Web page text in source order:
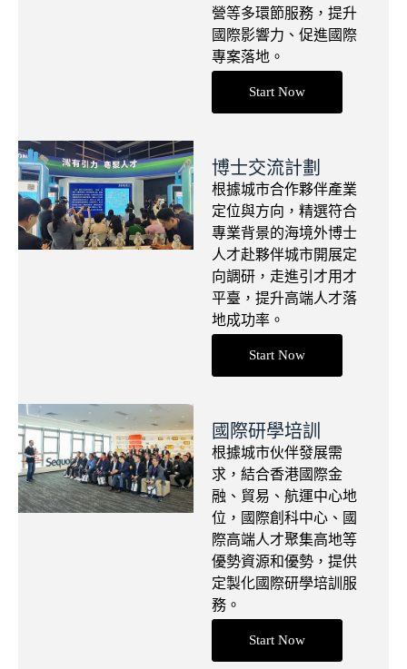
營等多環節服務，提升
國際影響力、促進國際
專案落地。
Start Now
博士交流計劃
根據城市合作夥伴產業
定位與方向，精選符合
專業背景的海境外博士
人才赴夥伴城市開展定
向調研，走進引才用才
平臺，提升高端人才落
地成功率。
Start Now
國際研學培訓
根據城市伙伴發展需
求，結合香港國際金
融、貿易、航運中心地
位，國際創科中心、國
際高端人才聚集高地等
優勢資源和優勢，提供
定製化國際研學培訓服
務。
Start Now